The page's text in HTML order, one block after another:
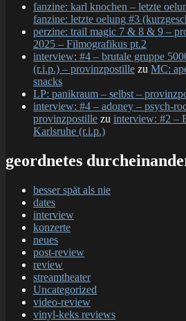
fanzine: karl knochen – letzte
fanzine: letzte oelung #3
perzine: trail magic 7 & 8 & 9 –
2025 – Filmografikus pt.2
interview: #4 – brutale gruppe
(r.i.p.) – provinzpostille zu MC:
snacks
LP: panikraum – selbst –
interview: #4 – adoney – psych-
provinzpostille zu interview: #2 –
Karlsruhe (r.i.p.)
geordnetes
besser spät als nie
dates
interview
konzerte
neues
post-review
review
streamtheater
Uncategorized
video-review
vinyl-keks reviews